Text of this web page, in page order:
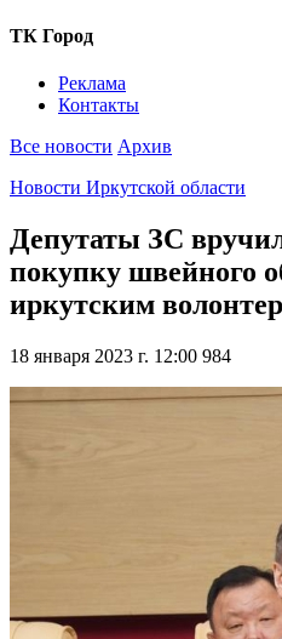
ТК Город
Реклама
Контакты
Все новости Архив
Новости Иркутской области
Депутаты ЗС
покупку швейного
иркутским
18 января 2023 г. 12:00 984